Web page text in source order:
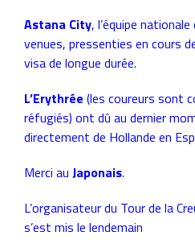
Astana City, l’équipe
venues, pressenties en cours
visa de longue durée.
L’Erythrée (les coureurs sont
réfugiés) ont dû au dernier
directement de Hollande en
Merci au Japonais.
L’organisateur du Tour de la
s’est mis le lendemain